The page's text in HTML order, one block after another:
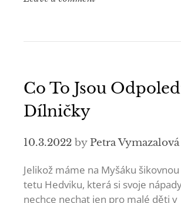
Co To Jsou
Dílničky
10.3.2022 byPetra Vymazalová
Jelikož máme na Myšáku
tetu Hedviku, která si svoje
nechce nechat jen pro malé děti v